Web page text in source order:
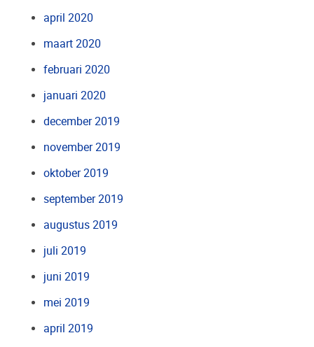
april 2020
maart 2020
februari 2020
januari 2020
december 2019
november 2019
oktober 2019
september 2019
augustus 2019
juli 2019
juni 2019
mei 2019
april 2019